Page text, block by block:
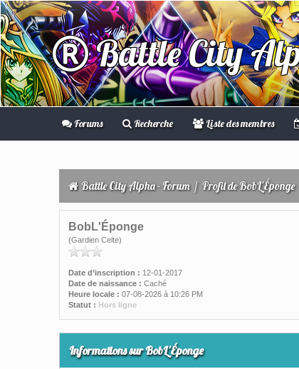
Battle City
Forums Recherche Liste des membres
Battle City Alpha - Forum / Profil de BobL'Éponge
BobL'Éponge
(Gardien Celte)
Date d’inscription : 12-01-2017
Date de naissance : Caché
Heure locale : 07-08-2026 à 10:26 PM
Statut : Hors ligne
Informations sur BobL'Éponge